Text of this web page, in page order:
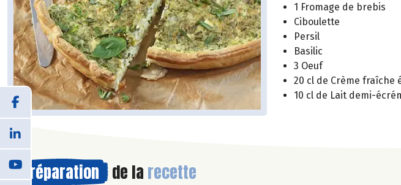
1 Fromage de brebis
Ciboulette
Persil
Basilic
3 Oeuf
20 cl de Crème fraîche
10 cl de Lait demi-
Préparation de la recette